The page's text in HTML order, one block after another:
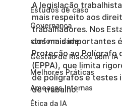
Estudos de caso
Governança
conformidade
Gestão de Riscos com IA
Melhores Práticas
Ameaças Internas
Ética da IA
A legislação
mais respeito aos
trabalhadores. Nos
dos mais importantes
Proteção ao Polígrafo
(EPPA), que limita
de polígrafos e testes
de trabalho.